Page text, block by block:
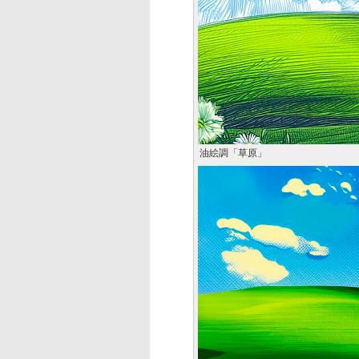
油絵調「草原」